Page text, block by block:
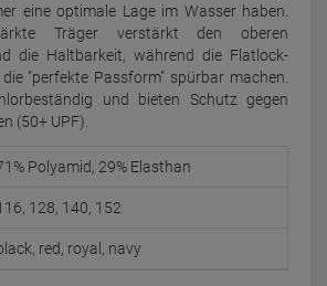
eine optimale Lage im Wasser haben.
Träger verstärkt den oberen
die Haltbarkeit, während die Flatlock-
"perfekte Passform" spürbar machen.
und bieten Schutz gegen
(50+ UPF).
Polyamid, 29% Elasthan
128, 140, 152
red, royal, navy